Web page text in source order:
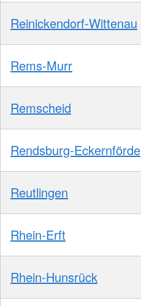
Reinickendorf-Wittenau
Rems-Murr
Remscheid
Rendsburg-Eckernförde
Reutlingen
Rhein-Erft
Rhein-Hunsrück